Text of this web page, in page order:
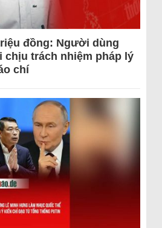
đồng: Người dùng
chịu trách nhiệm pháp lý
chí